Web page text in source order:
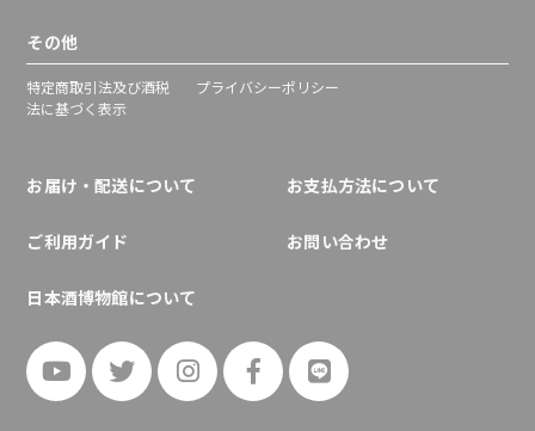
その他
特定商取引法及び酒税
法に基づく表示
プライバシーポリシー
お届け・配送について お支払方法について
ご利用ガイド お問い合わせ
日本酒博物館について